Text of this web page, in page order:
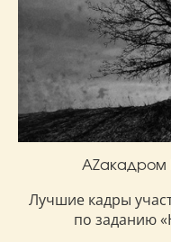
AZакадром
Лучшие кадры
по заданию